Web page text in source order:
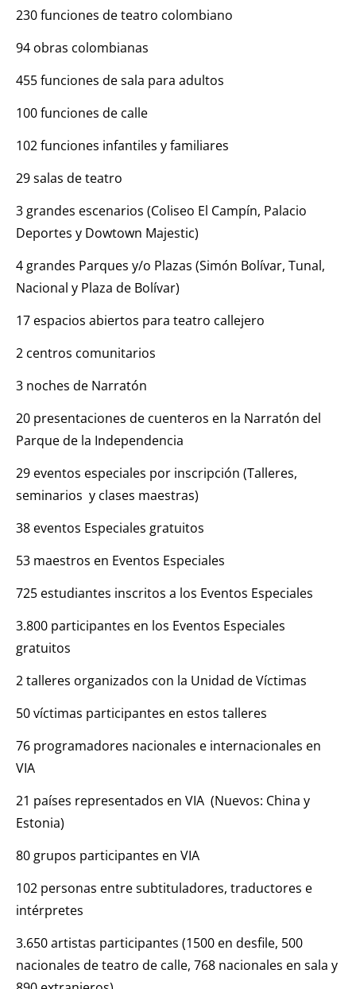
230 funciones de teatro colombiano
94 obras colombianas
455 funciones de sala para adultos
100 funciones de calle
102 funciones infantiles y familiares
29 salas de teatro
3 grandes escenarios (Coliseo El Campín, Palacio
Deportes y Dowtown Majestic)
4 grandes Parques y/o Plazas (Simón Bolívar, Tunal,
Nacional y Plaza de Bolívar)
17 espacios abiertos para teatro callejero
2 centros comunitarios
3 noches de Narratón
20 presentaciones de cuenteros en la Narratón del
Parque de la Independencia
29 eventos especiales por inscripción (Talleres,
seminarios y clases maestras)
38 eventos Especiales gratuitos
53 maestros en Eventos Especiales
725 estudiantes inscritos a los Eventos Especiales
3.800 participantes en los Eventos Especiales
gratuitos
2 talleres organizados con la Unidad de Víctimas
50 víctimas participantes en estos talleres
76 programadores nacionales e internacionales en
VIA
21 países representados en VIA (Nuevos: China y
Estonia)
80 grupos participantes en VIA
102 personas entre subtituladores, traductores e
intérpretes
3.650 artistas participantes (1500 en desfile, 500
nacionales de teatro de calle, 768 nacionales en sala y